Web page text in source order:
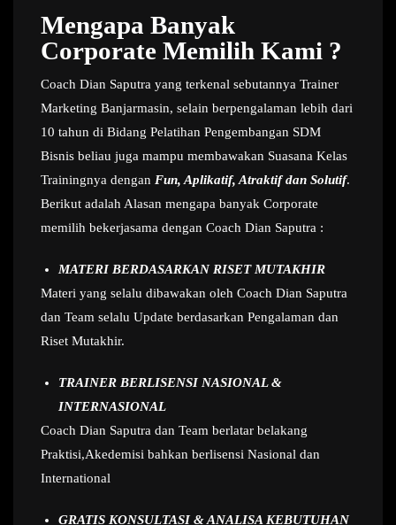
Mengapa Banyak
Corporate Memilih Kami ?
Coach Dian Saputra yang terkenal sebutannya Trainer
Marketing Banjarmasin, selain berpengalaman lebih dari
10 tahun di Bidang Pelatihan Pengembangan SDM
Bisnis beliau juga mampu membawakan Suasana Kelas
Trainingnya dengan Fun, Aplikatif, Atraktif dan Solutif.
Berikut adalah Alasan mengapa banyak Corporate
memilih bekerjasama dengan Coach Dian Saputra :
MATERI BERDASARKAN RISET MUTAKHIR
Materi yang selalu dibawakan oleh Coach Dian Saputra
dan Team selalu Update berdasarkan Pengalaman dan
Riset Mutakhir.
TRAINER BERLISENSI NASIONAL &
INTERNASIONAL
Coach Dian Saputra dan Team berlatar belakang
Praktisi,Akedemisi bahkan berlisensi Nasional dan
International
GRATIS KONSULTASI & ANALISA KEBUTUHAN